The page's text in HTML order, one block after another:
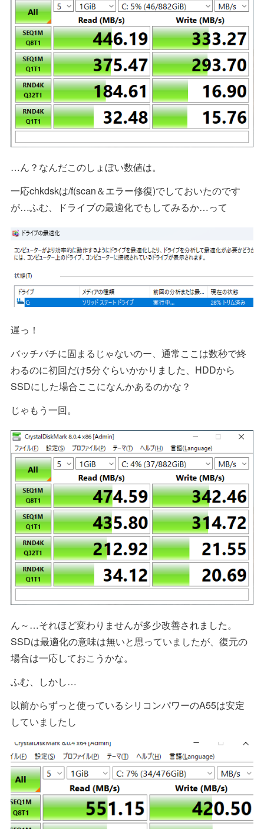
…ん？なんだこのしょぼい数値は。
一応chkdskは/f(scan＆エラー修復)でしておいたのです
が…ふむ、ドライブの最適化でもしてみるか…って
遅っ！
バッチバチに固まるじゃないのー、通常ここは数秒で終
わるのに初回だけ5分ぐらいかかりました、HDDから
SSDにした場合ここになんかあるのかな？
じゃもう一回。
ん～…それほど変わりませんが多少改善されました。
SSDは最適化の意味は無いと思っていましたが、復元の
場合は一応しておこうかな。
ふむ、しかし…
以前からずっと使っているシリコンパワーのA55は安定
していましたし